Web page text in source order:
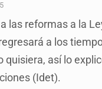
las reformas a la
a los
así lo
(Idet).